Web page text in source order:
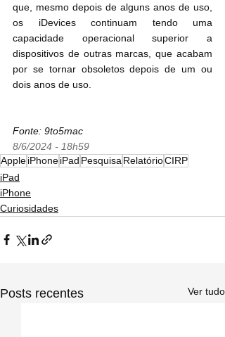
que, mesmo depois de alguns anos de uso,
os iDevices continuam tendo uma
capacidade operacional superior a
dispositivos de outras marcas, que acabam
por se tornar obsoletos depois de um ou
dois anos de uso.
Fonte: 9to5mac
8/6/2024 - 18h59
AppleiPhoneiPad Pesquisa RelatórioCIRP
iPad
iPhone
Curiosidades
Posts recentes Ver tudo